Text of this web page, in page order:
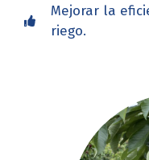
Mejorar la
riego.